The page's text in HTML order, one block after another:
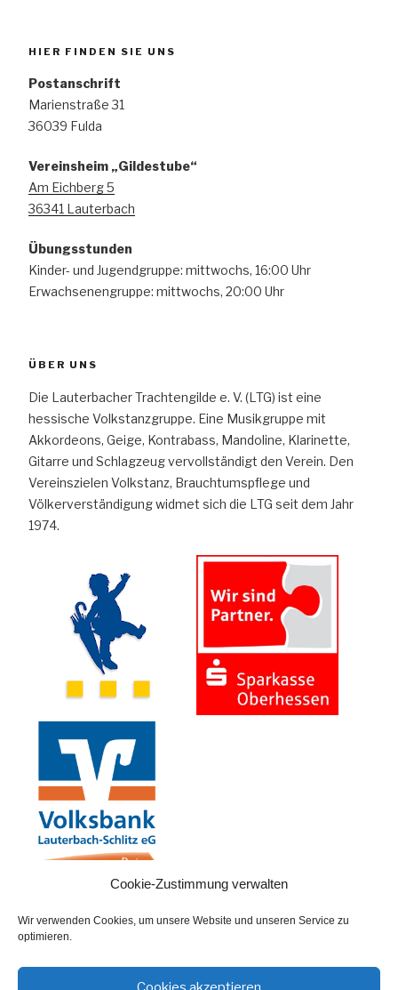
Cookie-Zustimmung verwalten
Wir verwenden Cookies, um unsere Website und unseren Service zu
optimieren.
HIER FINDEN SIE UNS
Postanschrift
Marienstraße 31
36039 Fulda
Vereinsheim „Gildestube“
Am Eichberg 5
36341 Lauterbach
Übungsstunden
Kinder- und Jugendgruppe: mittwochs, 16:00 Uhr
Erwachsenengruppe: mittwochs, 20:00 Uhr
ÜBER UNS
Die Lauterbacher Trachtengilde e. V. (LTG) ist eine
hessische Volkstanzgruppe. Eine Musikgruppe mit
Akkordeons, Geige, Kontrabass, Mandoline, Klarinette,
Gitarre und Schlagzeug vervollständigt den Verein. Den
Vereinszielen Volkstanz, Brauchtumspflege und
Völkerverständigung widmet sich die LTG seit dem Jahr
1974.